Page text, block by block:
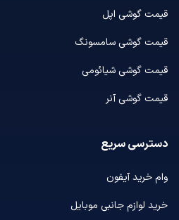
قیمت گوشی اپل
قیمت گوشی سامسونگ
قیمت گوشی شیائومی
قیمت گوشی آنر
دسترسی سریع
وام خرید آیفون
خرید لوازم جانبی موبایل